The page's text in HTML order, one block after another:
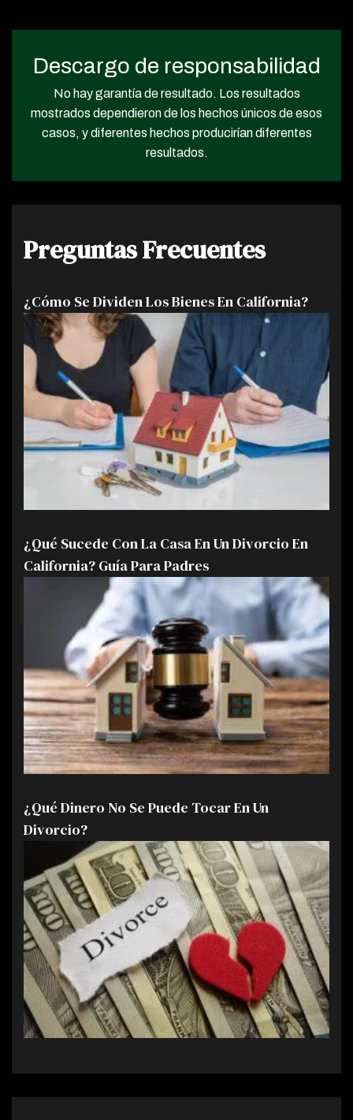
Descargo de responsabilidad
No hay garantía de resultado. Los resultados
mostrados dependieron de los hechos únicos de esos
casos, y diferentes hechos producirían diferentes
resultados.
Preguntas Frecuentes
¿Cómo Se Dividen Los Bienes En California?
¿Qué Sucede Con La Casa En Un Divorcio En
California? Guía Para Padres
¿Qué Dinero No Se Puede Tocar En Un
Divorcio?